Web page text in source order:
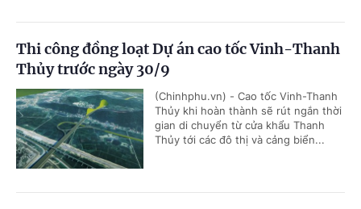
Thi công đồng loạt Dự án cao tốc Vinh-Thanh
Thủy trước ngày 30/9
(Chinhphu.vn) - Cao tốc Vinh-Thanh
Thủy khi hoàn thành sẽ rút ngắn thời
gian di chuyển từ cửa khẩu Thanh
Thủy tới các đô thị và cảng biển...